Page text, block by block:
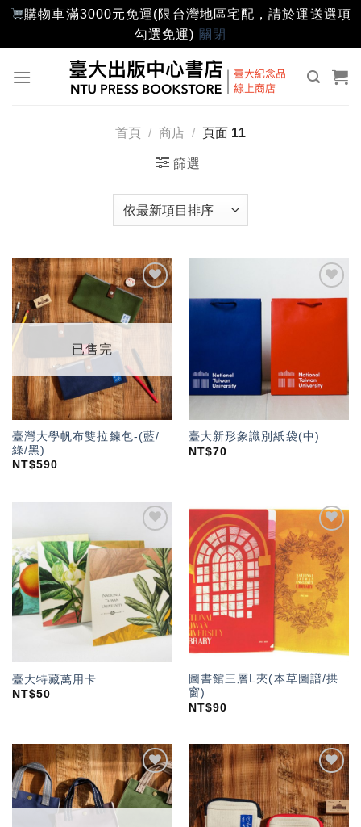
購物車滿3000元免運(限台灣地區宅配，請於運送選項
勾選免運) 關閉
首頁 / 商店 / 頁面 11
篩選
加入
「願
望輕
已售完
臺灣大學帆布雙拉鍊包-(藍/
綠/黑)
NT$590
加入
臺大新形象識別紙袋(中)
NT$70
加入
「願
望輕
單」
臺大特藏萬用卡
NT$50
加入
「願
望輕
單」
圖書館三層L夾(本草圖譜/拱
窗)
NT$90
加入
「願
望輕
加入
「願
望輕
單」